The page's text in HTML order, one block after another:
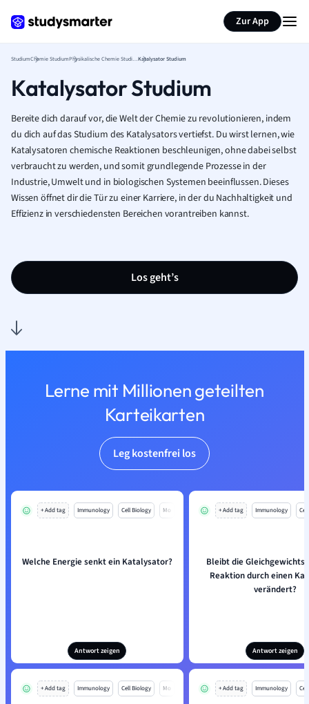
Zur App
StudiumChemie Studium Physikalische Chemie StudiumKatalysator Studium
Katalysator Studium
Bereite dich darauf vor, die Welt der Chemie zu revolutionieren, indem
du dich auf das Studium des Katalysators vertiefst. Du wirst lernen, wie
Katalysatoren chemische Reaktionen beschleunigen, ohne dabei selbst
verbraucht zu werden, und somit grundlegende Prozesse in der
Industrie, Umwelt und in biologischen Systemen beeinflussen. Dieses
Wissen öffnet dir die Tür zu einer Karriere, in der du Nachhaltigkeit und
Effizienz in verschiedensten Bereichen vorantreiben kannst.
Los geht’s
Lerne mit Millionen geteilten
Karteikarten
Leg kostenfrei los
+ Add tag Immunology Cell Biology Mo
Welche Energie senkt ein Katalysator?
Antwort zeigen
+ Add tag Immunology
Bleibt die
Reaktion durch einen
verändert?
Antwort zeigen
+ Add tag Immunology Cell Biology Mo + Add tag Immunology